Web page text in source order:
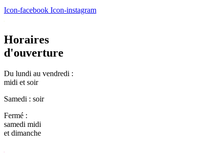
Icon-facebook Icon-instagram
Horaires
d'ouverture
Du lundi au vendredi :
midi et soir
Samedi : soir
Fermé :
samedi midi
et dimanche